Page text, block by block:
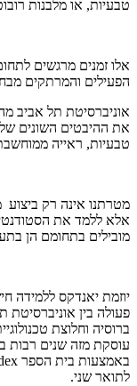
טבעיות, או מלבנות
אלו זמנים מרגשים
הפעילים והמרתקים
אוניברסיטת תל אביב
את ההיבטים השונים
טבעיות, ראייה
מטרתנו אינה רק ביצוע
אלא ללמד את
מובילים בתחומם הן
יוזמת יאנדקס ללמידה
פעולה בין אוניברסיטת
ברוסיה וחלוצת
עוסקת מזה שנים רבות
לתואר שני.